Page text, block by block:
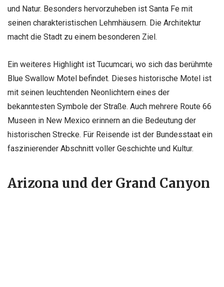
und Natur. Besonders hervorzuheben ist Santa Fe mit
seinen charakteristischen Lehmhäusern. Die Architektur
macht die Stadt zu einem besonderen Ziel.
Ein weiteres Highlight ist Tucumcari, wo sich das berühmte
Blue Swallow Motel befindet. Dieses historische Motel ist
mit seinen leuchtenden Neonlichtern eines der
bekanntesten Symbole der Straße. Auch mehrere Route 66
Museen in New Mexico erinnern an die Bedeutung der
historischen Strecke. Für Reisende ist der Bundesstaat ein
faszinierender Abschnitt voller Geschichte und Kultur.
Arizona und der Grand Canyon